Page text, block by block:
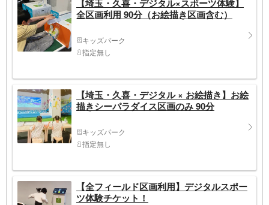
【埼玉・久喜・デジタル×スポーツ体験】
全区画利用 90分（お絵描き区画含む）
キッズパーク
指定無し
【埼玉・久喜・デジタル × お絵描き】お絵
描きシーパラダイス区画のみ 90分
キッズパーク
指定無し
【全フィールド区画利用】デジタルスポー
ツ体験チケット！